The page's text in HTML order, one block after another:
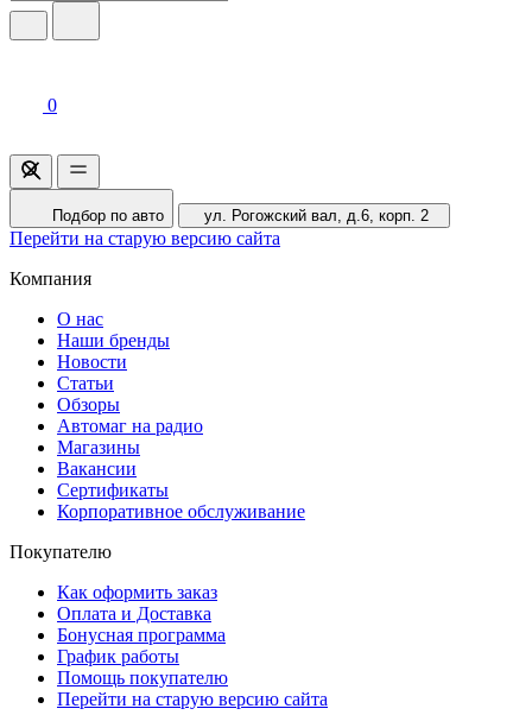
0
Подбор по авто ул. Рогожский вал, д.6, корп. 2
Перейти на старую версию сайта
Компания
О нас
Наши бренды
Новости
Статьи
Обзоры
Автомаг на радио
Магазины
Вакансии
Сертификаты
Корпоративное обслуживание
Покупателю
Как оформить заказ
Оплата и Доставка
Бонусная программа
График работы
Помощь покупателю
Перейти на старую версию сайта